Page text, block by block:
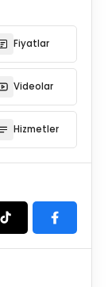
Fiyatlar
Videolar
Hizmetler